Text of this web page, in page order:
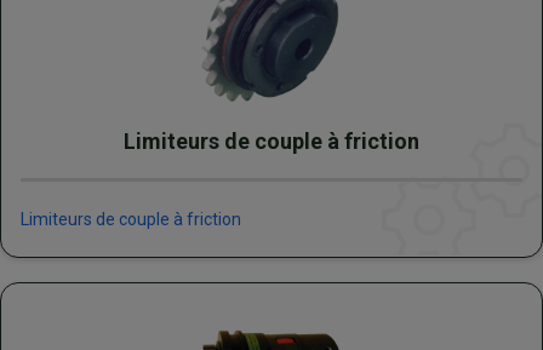
Limiteurs de couple à friction
Limiteurs de couple à friction